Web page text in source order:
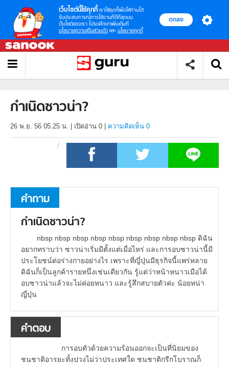
เว็บไซต์นี้ใช้คุกกี้ เราใช้คุกกี้เพื่อให้ท่านได้
รับประสบการณ์การใช้งานที่ดีที่สุดบน
เว็บไซต์ของเรา โปรดศึกษาเพิ่มเติมที่
นโยบายความเป็นส่วนตัว และ นโยบายคุกกี้
ตกลง
กำเนิดซาวน่า?
26 พ.ย. 56 05.25 น. เปิดอ่าน 0 ความคิดเห็น 0
คำถาม
กำเนิดซาวน่า?
nbsp nbsp nbsp nbsp nbsp nbsp nbsp nbsp nbsp ดิฉัน
อยากทราบว่า ซาวน่าเริ่มมีตั้งแต่เมื่อไหร่ และการอบซาวน่านี้มี
ประโยชน์ต่อร่างกายอย่างไร เพราะที่ญี่ปุ่นมีธุรกิจนี้แพร่หลาย
ดิฉันก็เป็นลูกค้ารายหนึ่งเช่นเดียวกัน รู้แต่ว่าหน้าหนาวเมือได้
อบซาวน่าแล้วจะไม่ค่อยหนาว และรู้สึกสบายตัวค่ะ น้อยหน่า
ญี่ปุ่น
คำตอบ
การอบตัวด้วยความร้อนออกจะเป็นที่นิยมของ
ชนชาติอารยะทั้งปวงไม่ว่าประเทศใด ชนชาติกรีกโบราณก็